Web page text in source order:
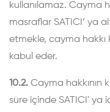
kullanılamaz. Cayma
masraflar SATICI’ ya
etmekle, cayma hakkı
kabul eder.
10.2. Cayma hakkının
süre içinde SATICI'